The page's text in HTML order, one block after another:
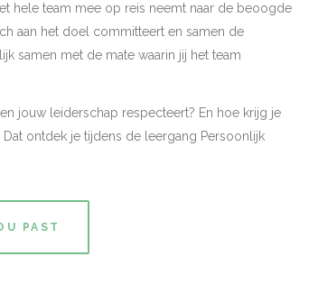
hele team mee op reis neemt naar de beoogde
aan het doel committeert en samen de
samen met de mate waarin jij het team
jouw leiderschap respecteert? En hoe krijg je
ontdek je tijdens de leergang Persoonlijk
PAST